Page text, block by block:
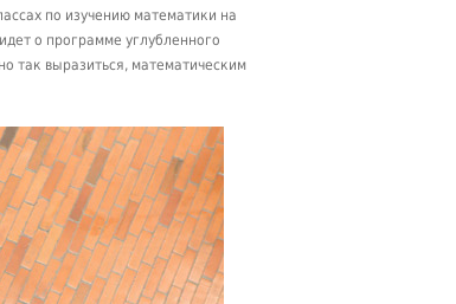
по изучению математики на
о программе углубленного
так выразиться, математическим